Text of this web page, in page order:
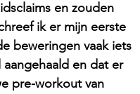
en zouden
ik er mijn eerste
beweringen vaak iets
en dat er
pre-workout van